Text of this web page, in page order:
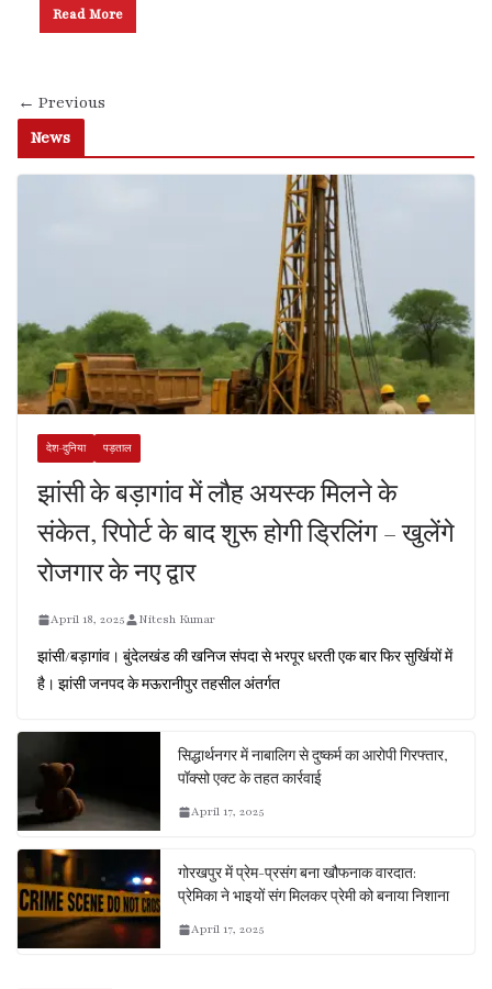
Read More
← Previous
News
देश-दुनिया पड़ताल
झांसी के बड़ागांव में लौह अयस्क मिलने के
संकेत, रिपोर्ट के बाद शुरू होगी ड्रिलिंग – खुलेंगे
रोजगार के नए द्वार
April 18, 2025 Nitesh Kumar
झांसी/बड़ागांव। बुंदेलखंड की खनिज संपदा से भरपूर धरती एक बार फिर सुर्खियों में
है। झांसी जनपद के मऊरानीपुर तहसील अंतर्गत
सिद्धार्थनगर में नाबालिग से दुष्कर्म का आरोपी गिरफ्तार,
पॉक्सो एक्ट के तहत कार्रवाई
April 17, 2025
गोरखपुर में प्रेम-प्रसंग बना खौफनाक वारदात:
प्रेमिका ने भाइयों संग मिलकर प्रेमी को बनाया निशाना
April 17, 2025